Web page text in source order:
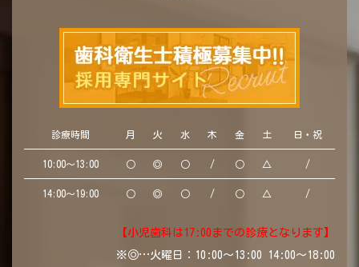
診療時間 月 火 水 木 金 土 日・祝
10:00～13:00 ○ ◎ ○ / ○ △ /
14:00～19:00 ○ ◎ ○ / ○ △ /
【小児歯科は17:00までの診療となります】
※◎…火曜日：10:00～13:00 14:00～18:00